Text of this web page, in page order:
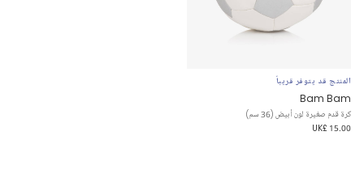
المنتج قد يتوفر قريباً
Bam Bam
كرة قدم صغيرة لون أبيض (36 سم)
UK£ 15.00